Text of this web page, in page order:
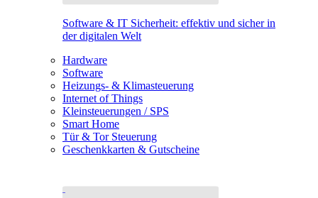
Software & IT Sicherheit: effektiv und sicher in
der digitalen Welt
Hardware
Software
Heizungs- & Klimasteuerung
Internet of Things
Kleinsteuerungen / SPS
Smart Home
Tür & Tor Steuerung
Geschenkkarten & Gutscheine